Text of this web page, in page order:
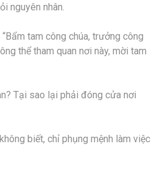
nguyên nhân.
tam công chúa, trưởng công
thể tham quan nơi này, mời tam
Tại sao lại phải đóng cửa nơi
biết, chỉ phụng mệnh làm việc